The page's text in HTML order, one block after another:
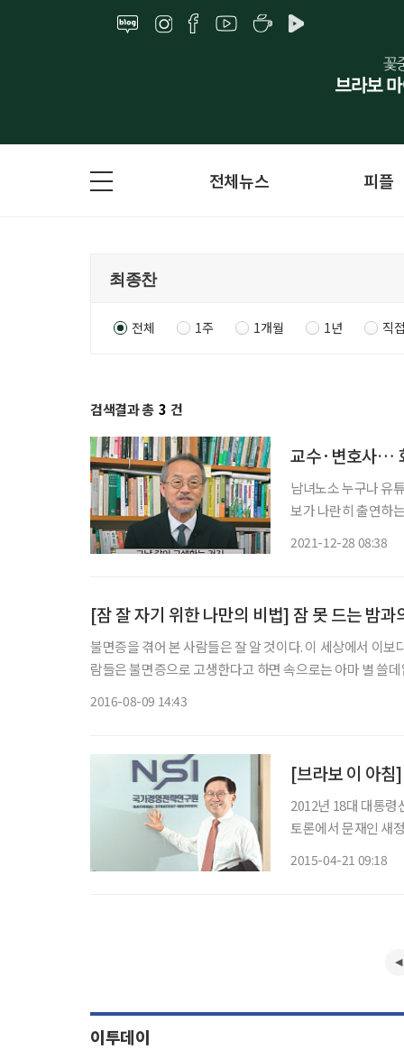
전체뉴스 피플
전체 1주 1개월 1년 직
검색결과 총 3 건
교수·변호사…
남녀노소 누구나 유
보가 나란히 출연하
2021-12-28 08:38
[잠 잘 자기 위한 나만의 비법] 잠 못 드는 밤과
불면증을 겪어 본 사람들은 잘 알 것이다. 이 세상에서 이
람들은 불면증으로 고생한다고 하면 속으로는 아마 별 쓸
2016-08-09 14:43
[브라보 이 아침
2012년 18대 대통령
토론에서 문재인 새
2015-04-21 09:18
이투데이